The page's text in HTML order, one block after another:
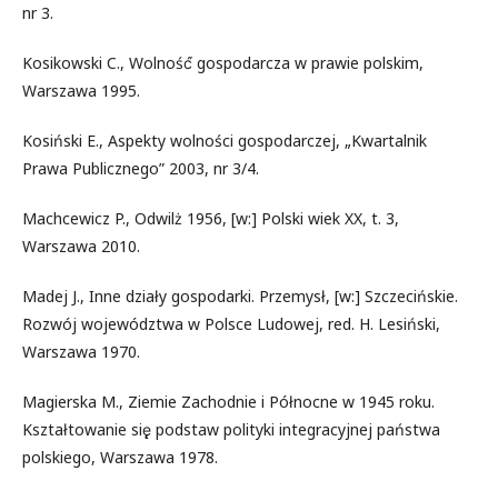
nr 3.
Kosikowski C., Wolność́ gospodarcza w prawie polskim,
Warszawa 1995.
Kosiński E., Aspekty wolności gospodarczej, „Kwartalnik
Prawa Publicznego” 2003, nr 3/4.
Machcewicz P., Odwilż 1956, [w:] Polski wiek XX, t. 3,
Warszawa 2010.
Madej J., Inne działy gospodarki. Przemysł, [w:] Szczecińskie.
Rozwój województwa w Polsce Ludowej, red. H. Lesiński,
Warszawa 1970.
Magierska M., Ziemie Zachodnie i Północne w 1945 roku.
Kształtowanie się̨ podstaw polityki integracyjnej państwa
polskiego, Warszawa 1978.